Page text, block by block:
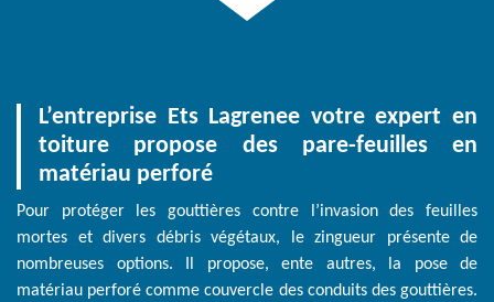
L’entreprise Ets Lagrenee votre expert en
toiture propose des pare-feuilles en
matériau perforé
Pour protéger les gouttières contre l’invasion des feuilles
mortes et divers débris végétaux, le zingueur présente de
nombreuses options. Il propose, ente autres, la pose de
matériau perforé comme couvercle des conduits des gouttières.